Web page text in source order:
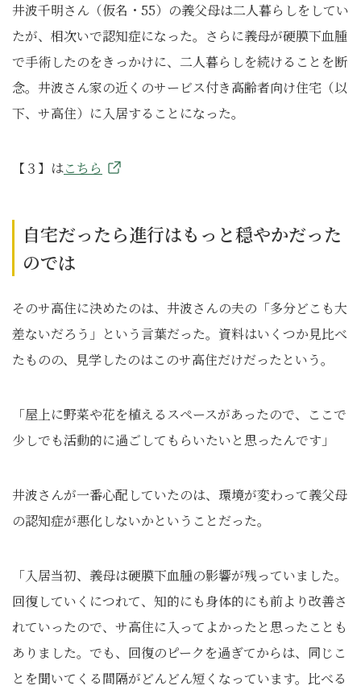
井波千明さん（仮名・55）の義父母は二人暮らしをしてい
たが、相次いで認知症になった。さらに義母が硬膜下血腫
で手術したのをきっかけに、二人暮らしを続けることを断
念。井波さん家の近くのサービス付き高齢者向け住宅（以
下、サ高住）に入居することになった。
【３】はこちら
自宅だったら進行はもっと穏やかだった
のでは
そのサ高住に決めたのは、井波さんの夫の「多分どこも大
差ないだろう」という言葉だった。資料はいくつか見比べ
たものの、見学したのはこのサ高住だけだったという。
「屋上に野菜や花を植えるスペースがあったので、ここで
少しでも活動的に過ごしてもらいたいと思ったんです」
井波さんが一番心配していたのは、環境が変わって義父母
の認知症が悪化しないかということだった。
「入居当初、義母は硬膜下血腫の影響が残っていました。
回復していくにつれて、知的にも身体的にも前より改善さ
れていったので、サ高住に入ってよかったと思ったことも
ありました。でも、回復のピークを過ぎてからは、同じこ
とを聞いてくる間隔がどんどん短くなっています。比べる